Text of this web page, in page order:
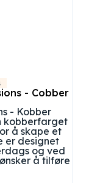
- Cobber
- Kobber
kobberfarget
å skape et
er designet
og ved
å tilføre